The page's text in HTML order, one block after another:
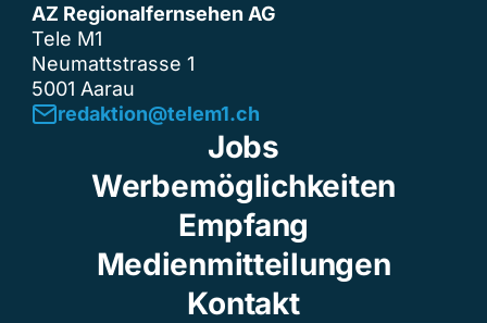
AZ Regionalfernsehen AG
Tele M1
Neumattstrasse 1
5001 Aarau
redaktion@telem1.ch
Jobs
Werbemöglichkeiten
Empfang
Medienmitteilungen
Kontakt